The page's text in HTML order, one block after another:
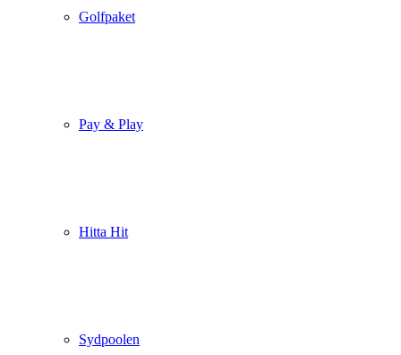
Golfpaket
Pay & Play
Hitta Hit
Sydpoolen